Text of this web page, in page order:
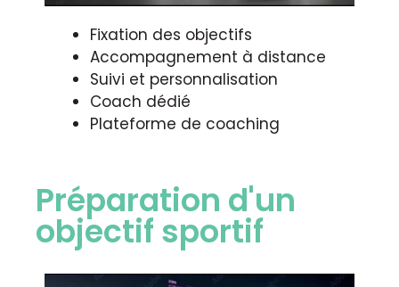
Fixation des objectifs
Accompagnement à distance
Suivi et personnalisation
Coach dédié
Plateforme de coaching
Préparation d'un
objectif sportif